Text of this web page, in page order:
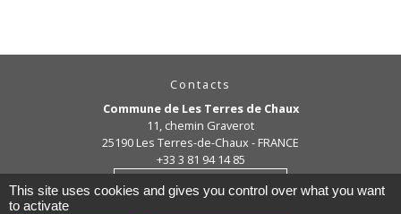
Contacts
Commune de Les Terres de Chaux
11, chemin Graverot
25190 Les Terres-de-Chaux - FRANCE
+33 3 81 94 14 85
Contact par formulaire
This site uses cookies and gives you control over what you want
to activate